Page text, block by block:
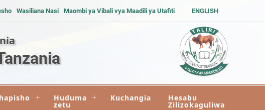
Wasiliana Nasi Maombi ya Vibali vya Maadili ya Utafiti ENGLISH
Huduma
zetu
Kuchangia Hesabu
Zilizokaguliwa